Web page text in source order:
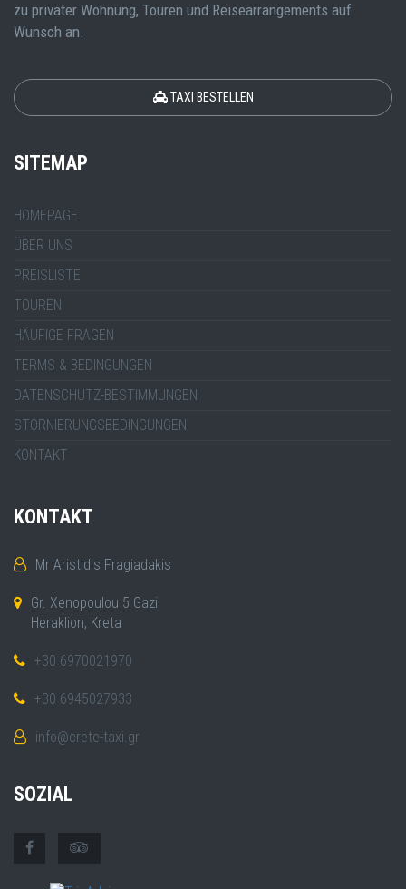
zu privater Wohnung, Touren und Reisearrangements auf
Wunsch an.
TAXI BESTELLEN
SITEMAP
HOMEPAGE
ÜBER UNS
PREISLISTE
TOUREN
HÄUFIGE FRAGEN
TERMS & BEDINGUNGEN
DATENSCHUTZ-BESTIMMUNGEN
STORNIERUNGSBEDINGUNGEN
KONTAKT
KONTAKT
Mr Aristidis Fragiadakis
Gr. Xenopoulou 5 Gazi
Heraklion, Kreta
+30 6970021970
+30 6945027933
info@crete-taxi.gr
SOZIAL